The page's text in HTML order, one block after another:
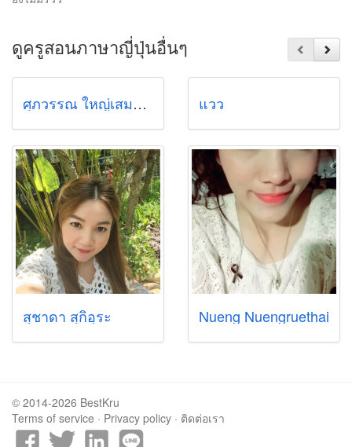
ดูครูสอนภาษาญี่ปุ่นอื่นๆ
ศุภวรรณ ใหญ่เสมอ (เบลล์) แวว
สุชาดา สุกิอุระ Nueng Nuengruethai
© 2014-2026 BestKru
Terms of service · Privacy policy · ติดต่อเรา